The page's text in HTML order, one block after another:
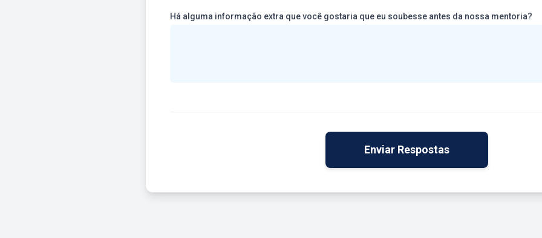
Há alguma informação extra que você gostaria que eu soubesse antes da nossa mentoria?
Enviar Respostas